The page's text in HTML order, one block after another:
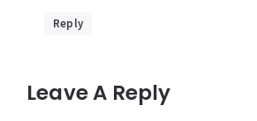
Reply
Leave A Reply